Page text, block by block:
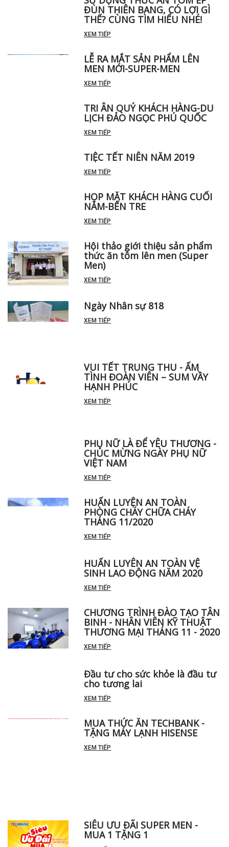
SỬ DỤNG THỨC ĂN TÔM ÉP
ĐÙN THIÊN BANG, CÓ LỢI GÌ
THẾ? CÙNG TÌM HIỂU NHÉ!
LỄ RA MẮT SẢN PHẨM LÊN
MEN MỚI-SUPER-MEN
TRI ÂN QUÝ KHÁCH HÀNG-DU
LỊCH ĐẢO NGỌC PHÚ QUỐC
TIỆC TẾT NIÊN NĂM 2019
HỌP MẶT KHÁCH HÀNG CUỐI
NĂM-BẾN TRE
Hội thảo giới thiệu sản phẩm
thức ăn tôm lên men (Super
Men)
Ngày Nhân sự 818
VUI TẾT TRUNG THU - ẤM
TÌNH ĐOÀN VIÊN – SUM VẦY
HẠNH PHÚC
PHỤ NỮ LÀ ĐỂ YÊU THƯƠNG -
CHÚC MỪNG NGÀY PHỤ NỮ
VIỆT NAM
HUẤN LUYỆN AN TOÀN
PHÒNG CHÁY CHỮA CHÁY
THÁNG 11/2020
HUẤN LUYÊN AN TOÀN VỆ
SINH LAO ĐỘNG NĂM 2020
CHƯƠNG TRÌNH ĐÀO TẠO TÂN
BINH - NHÂN VIÊN KỸ THUẬT
THƯƠNG MẠI THÁNG 11 - 2020
Đầu tư cho sức khỏe là đầu tư
cho tương lai
MUA THỨC ĂN TECHBANK -
TẶNG MÁY LẠNH HISENSE
SIÊU ƯU ĐÃI SUPER MEN -
MUA 1 TẶNG 1